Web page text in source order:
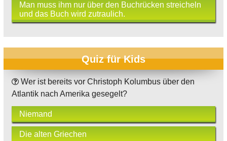
Man muss ihm nur über den Buchrücken streicheln
und das Buch wird zutraulich.
Quiz für Kids
Wer ist bereits vor Christoph Kolumbus über den
Atlantik nach Amerika gesegelt?
Niemand
Die alten Griechen